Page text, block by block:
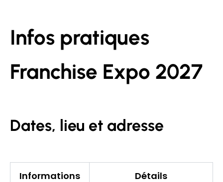
Infos pratiques
Franchise Expo 2027
Dates, lieu et adresse
Informations Détails